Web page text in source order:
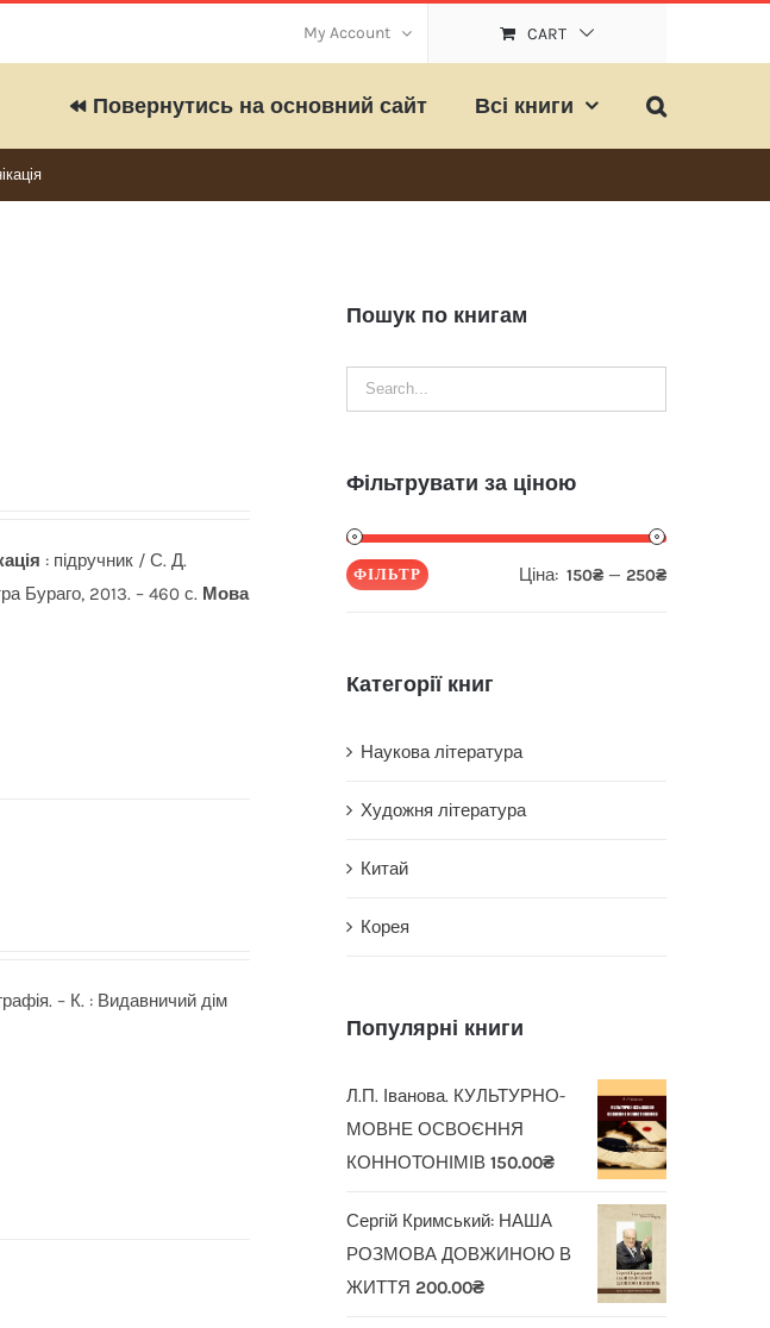
My Account CART
Повернутись на основний сайт Всі книги
: підручник / С. Д.
Бураго, 2013. – 460 с. Мова
– К. : Видавничий дім
Пошук по книгам
Фільтрувати за ціною
Мінімальна
Найбільша
ФІЛЬТР Ціна: 150₴ — 250₴
Категорії книг
Наукова література
Художня література
Китай
Корея
Популярні книги
Л.П. Іванова. КУЛЬТУРНО-
МОВНЕ ОСВОЄННЯ
КОННОТОНІМІВ 150.00₴
Сергій Кримський: НАША
РОЗМОВА ДОВЖИНОЮ В
ЖИТТЯ 200.00₴